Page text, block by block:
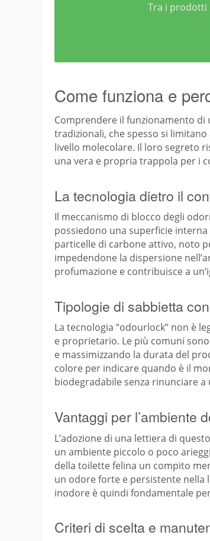
Tra i prodotti
Come funziona e
Comprendere il funzionamento di
tradizionali, che spesso si
livello molecolare. Il loro segreto
una vera e propria trappola per i
La tecnologia dietro il
Il meccanismo di blocco degli
possiedono una superficie
particelle di carbone attivo, noto
impedendone la dispersione
profumazione e contribuisce a
Tipologie di sabbietta
La tecnologia “odourlock” non è
e proprietario. Le più comuni
e massimizzando la durata del
colore per indicare quando è il
biodegradabile senza rinunciare a
Vantaggi per l’ambiente
L’adozione di una lettiera di
un ambiente piccolo o poco
della toilette felina un compito
un odore forte e persistente
inodore è quindi fondamentale
Criteri di scelta e